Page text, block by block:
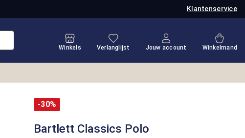
Klantenservice
Winkels
Je hebt 0 items op je verlanglijstje
Verlanglijst Jouw account Winkelmand
-30%
Bartlett Classics Polo